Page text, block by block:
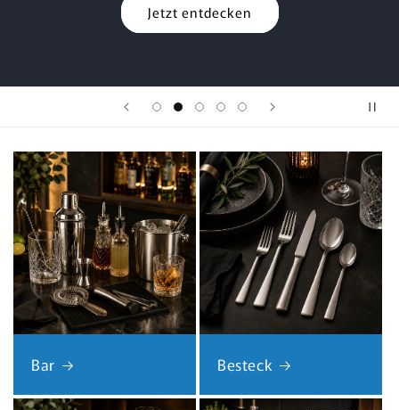
Jetzt entdecken
Bar Besteck